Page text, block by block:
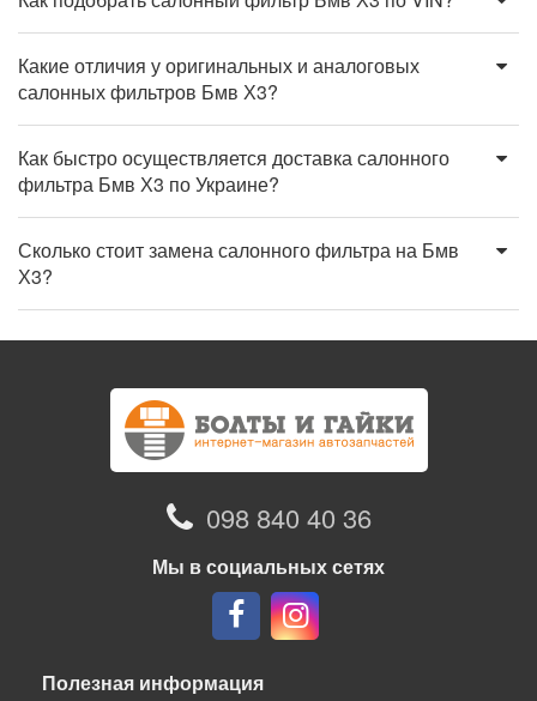
Какие отличия у оригинальных и аналоговых
салонных фильтров Бмв Х3?
Как быстро осуществляется доставка салонного
фильтра Бмв Х3 по Украине?
Сколько стоит замена салонного фильтра на Бмв
Х3?
098 840 40 36
Мы в социальных сетях
Полезная информация